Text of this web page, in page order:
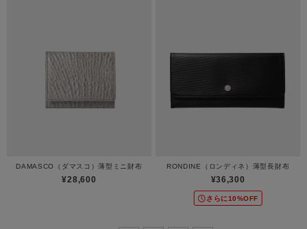
DAMASCO（ダマスコ）薄型ミニ財布
¥28,600
RONDINE（ロンディネ）薄型長財布
¥36,300
さらに10%OFF